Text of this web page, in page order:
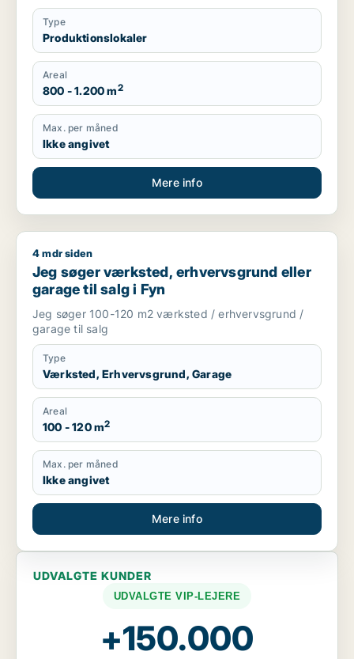
Type
Produktionslokaler
Areal
800 - 1.200 m2
Max. per måned
Ikke angivet
Mere info
Jeg søger værksted, erhvervsgrund eller garage til salg i
4 mdr siden
Jeg søger værksted, erhvervsgrund eller
garage til salg i Fyn
Jeg søger 100-120 m2 værksted / erhvervsgrund /
garage til salg
Type
Værksted, Erhvervsgrund, Garage
Areal
100 - 120 m2
Max. per måned
Ikke angivet
Mere info
UDVALGTE KUNDER
UDVALGTE VIP-LEJERE
+150.000